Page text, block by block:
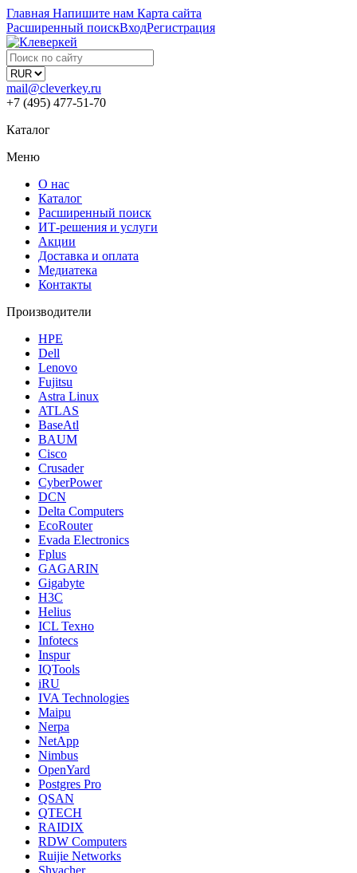
Главная Напишите нам Карта сайта
Расширенный поискВходРегистрация
mail@cleverkey.ru
+7 (495) 477-51-70
Каталог
Меню
О нас
Каталог
Расширенный поиск
ИТ-решения и услуги
Акции
Доставка и оплата
Медиатека
Контакты
Производители
HPE
Dell
Lenovo
Fujitsu
Astra Linux
ATLAS
BaseAtl
BAUM
Cisco
Crusader
CyberPower
DCN
Delta Computers
EcoRouter
Evada Electronics
Fplus
GAGARIN
Gigabyte
H3C
Helius
ICL Техно
Infotecs
Inspur
IQTools
iRU
IVA Technologies
Maipu
Nerpa
NetApp
Nimbus
OpenYard
Postgres Pro
QSAN
QTECH
RAIDIX
RDW Computers
Ruijie Networks
Shvacher